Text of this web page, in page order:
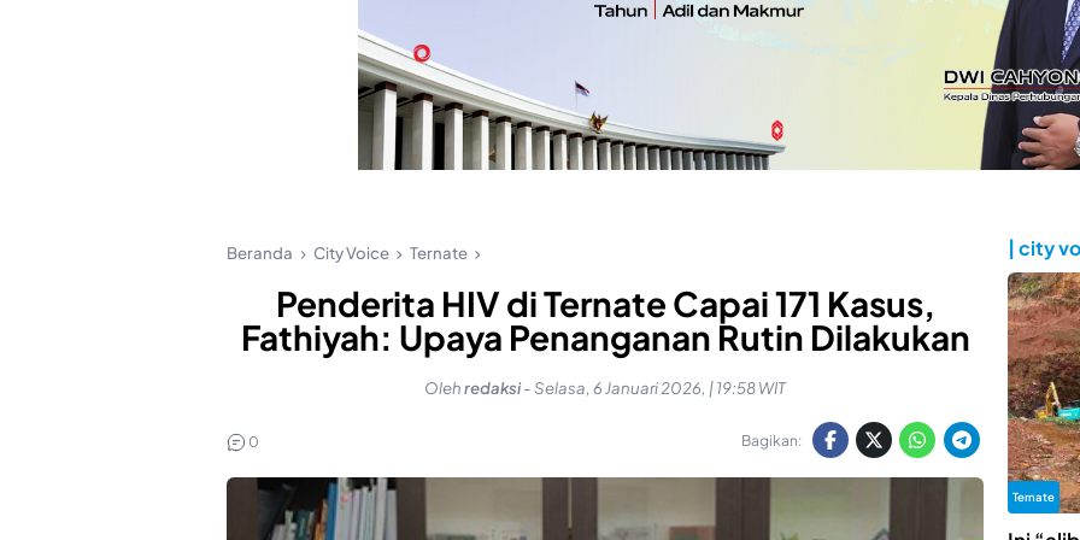
Beranda City Voice Ternate
Penderita HIV di Ternate Capai 171 Kasus,
Fathiyah: Upaya Penanganan Rutin Dilakukan
Olehredaksi-Selasa, 6 Januari 2026, | 19:58 WIT
0 Bagikan:
| city
Ternate